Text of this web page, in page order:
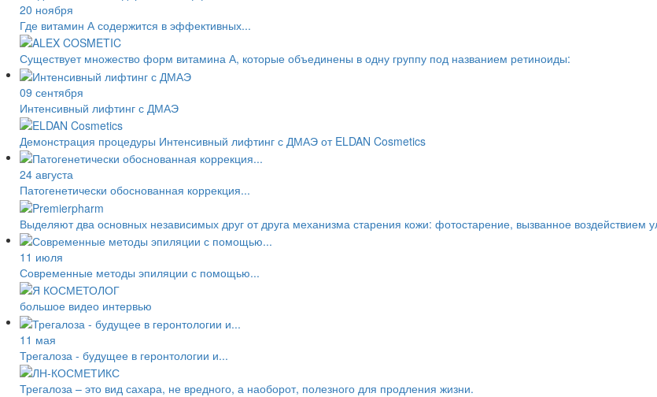
20 ноября
Где витамин А содержится в эффективных...
Существует множество форм витамина А, которые объединены в одну группу под названием ретиноиды:
09 сентября
Интенсивный лифтинг с ДМАЭ
Демонстрация процедуры Интенсивный лифтинг с ДМАЭ от ELDAN Cosmetics
24 августа
Патогенетически обоснованная коррекция...
Выделяют два основных независимых друг от друга механизма старения кожи: фотостарение, вызванное
11 июля
Современные методы эпиляции с помощью...
большое видео интервью
11 мая
Трегалоза - будущее в геронтологии и...
Трегалоза – это вид сахара, не вредного, а наоборот, полезного для продления жизни.